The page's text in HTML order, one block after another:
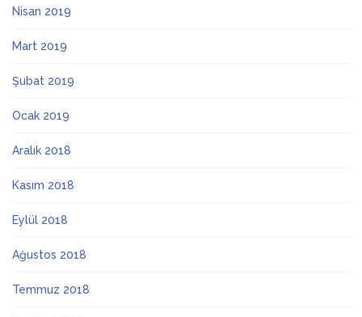
Nisan 2019
Mart 2019
Şubat 2019
Ocak 2019
Aralık 2018
Kasım 2018
Eylül 2018
Ağustos 2018
Temmuz 2018